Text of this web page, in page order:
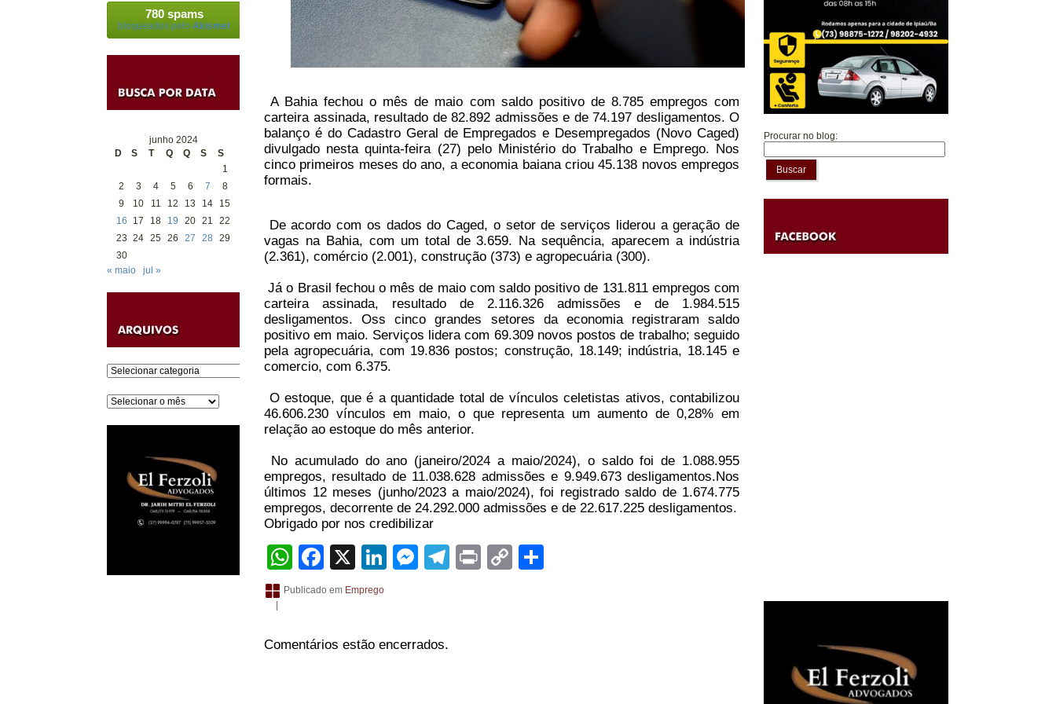
780 spams
bloqueados pelo Akismet
junho 2024
D
S T Q Q S
S
1
2
3 4 5 6 7
8
9
10 11 12 13 14
15
16
17 18 19 20 21
22
23 24 25 26 27 28
29
30
« maio
jul »
Categorias
Arquivos
A Bahia fechou o mês de maio com saldo positivo de 8.785 empregos com
carteira assinada, resultado de 82.892 admissões e de 74.197 desligamentos. O
balanço é do Cadastro Geral de Empregados e Desempregados (Novo Caged)
divulgado nesta quinta-feira (27) pelo Ministério do Trabalho e Emprego. Nos
cinco primeiros meses do ano, a economia baiana criou 45.138 novos empregos
formais.
De acordo com os dados do Caged, o setor de serviços liderou a geração de
vagas na Bahia, com um total de 3.659. Na sequência, aparecem a indústria
(2.361), comércio (2.001), construção (373) e agropecuária (300).
Já o Brasil fechou o mês de maio com saldo positivo de 131.811 empregos com
carteira assinada, resultado de 2.116.326 admissões e de 1.984.515
desligamentos. Oss cinco grandes setores da economia registraram saldo
positivo em maio. Serviços lidera com 69.309 novos postos de trabalho; seguido
pela agropecuária, com 19.836 postos; construção, 18.149; indústria, 18.145 e
comercio, com 6.375.
O estoque, que é a quantidade total de vínculos celetistas ativos, contabilizou
46.606.230 vínculos em maio, o que representa um aumento de 0,28% em
relação ao estoque do mês anterior.
No acumulado do ano (janeiro/2024 a maio/2024), o saldo foi de 1.088.955
empregos, resultado de 11.038.628 admissões e 9.949.673 desligamentos.Nos
últimos 12 meses (junho/2023 a maio/2024), foi registrado saldo de 1.674.775
empregos, decorrente de 24.292.000 admissões e de 22.617.225 desligamentos.
Obrigado por nos credibilizar
WhatsApp
Facebook
X LinkedIn
Messenger
Telegram
PrintCopy
Publicado em Emprego
Comentários estão encerrados.
Procurar no blog:
Buscar